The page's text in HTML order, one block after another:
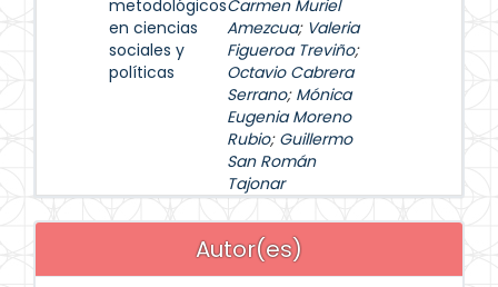
metodológicos
en ciencias
sociales y
políticas
Carmen Muriel
Amezcua; Valeria
Figueroa Treviño;
Octavio Cabrera
Serrano; Mónica
Eugenia Moreno
Rubio; Guillermo
San Román
Tajonar
Autor(es)